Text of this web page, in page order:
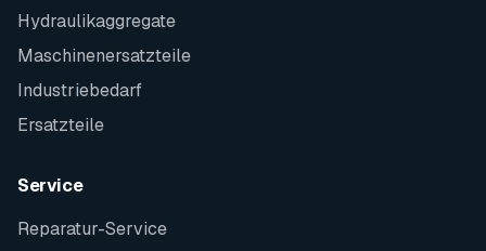
Hydraulikaggregate
Maschinenersatzteile
Industriebedarf
Ersatzteile
Service
Reparatur-Service